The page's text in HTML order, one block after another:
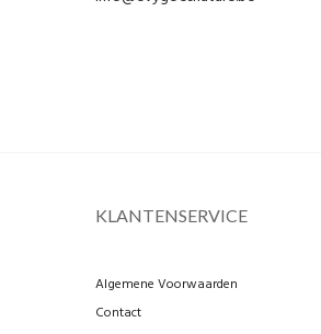
KLANTENSERVICE
Algemene Voorwaarden
Contact